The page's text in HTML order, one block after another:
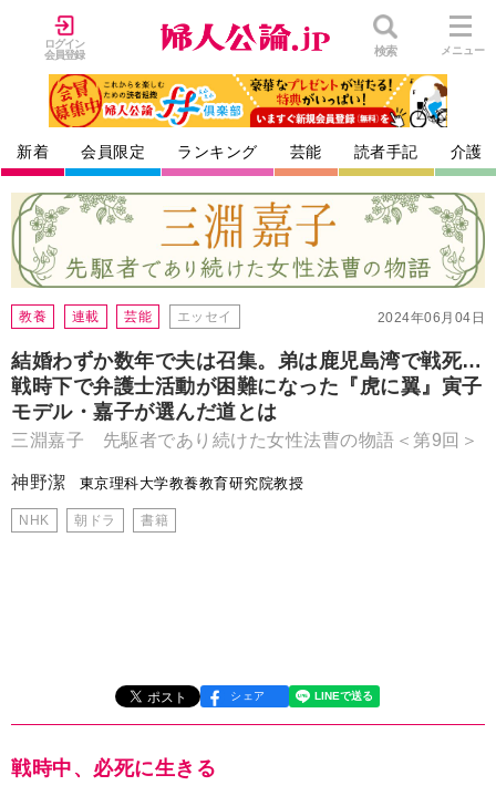
ログイン
会員登録
検索 メニュー
新着 会員限定 ランキング 芸能 読者手記 介護
2024年06月04日
教養 連載 芸能 エッセイ
結婚わずか数年で夫は召集。弟は鹿児島湾で戦死…
戦時下で弁護士活動が困難になった『虎に翼』寅子
モデル・嘉子が選んだ道とは
三淵嘉子 先駆者であり続けた女性法曹の物語＜第9回＞
神野潔 東京理科大学教養教育研究院教授
NHK 朝ドラ 書籍
シェア
戦時中、必死に生きる